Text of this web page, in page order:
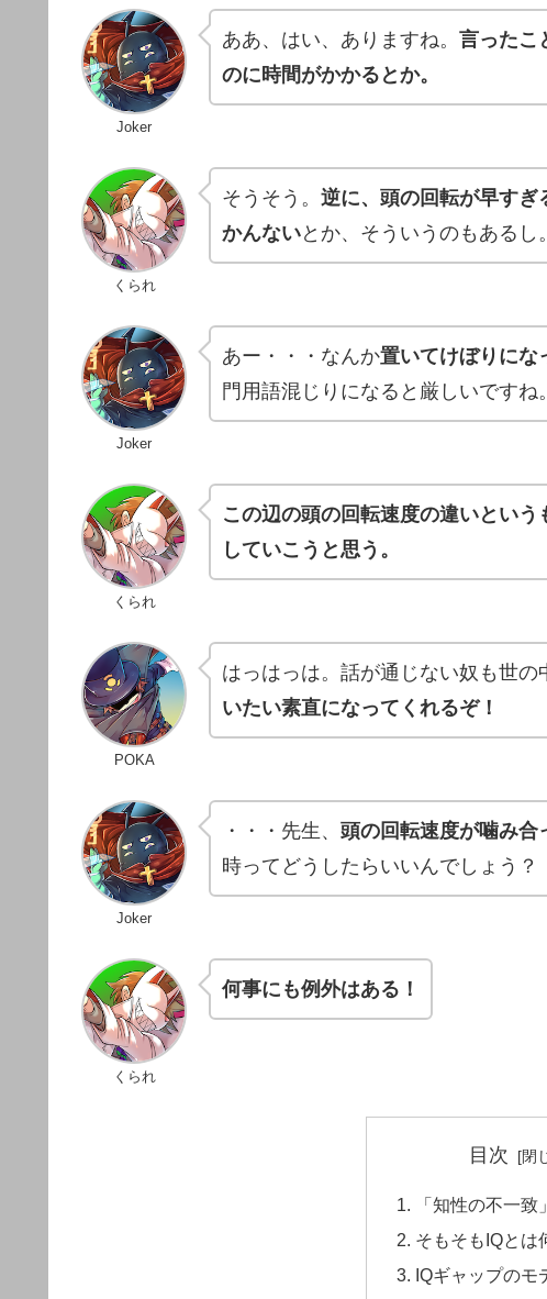
Joker
ああ、はい、ありますね。 言ったこ
のに時間がかかるとか。
くられ
そうそう。 逆に、頭の回転が早すぎ
かんないとか、そういうのもあるし。
Joker
あー・・・なんか置いてけぼりにな
門用語混じりになると厳しいですね。
くられ
この辺の頭の回転速度の違いとい
していこうと思う。
POKA
はっはっは。話が通じない奴も世の
いたい素直になってくれるぞ！
Joker
・・・先生、 頭の回転速度が噛み合
時ってどうしたらいいんでしょう？
くられ
何事にも例外はある！
目次
「知性の不一
そもそもIQとは
IQギャップのモ